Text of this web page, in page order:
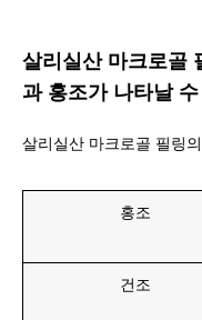
살리실산 마크로골
과 홍조가 나타날
살리실산 마크로골 필링
홍조
건조